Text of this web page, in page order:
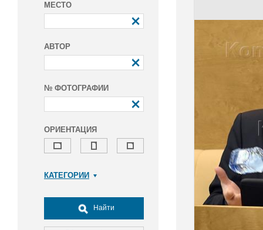
МЕСТО
АВТОР
№ ФОТОГРАФИИ
ОРИЕНТАЦИЯ
КАТЕГОРИИ
Досуг, туризм и отдых
Культура
Найти